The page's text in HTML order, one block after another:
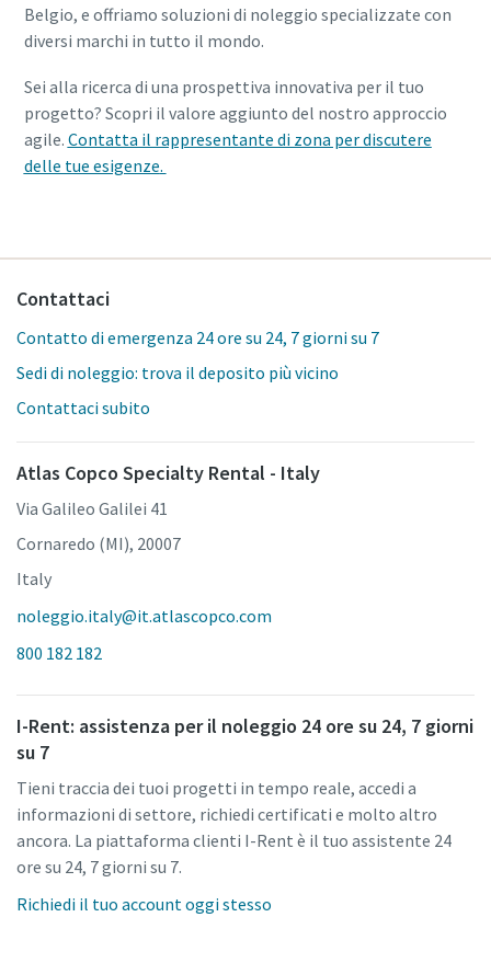
Belgio, e offriamo soluzioni di noleggio specializzate con
diversi marchi in tutto il mondo.
Sei alla ricerca di una prospettiva innovativa per il tuo
progetto? Scopri il valore aggiunto del nostro approccio
agile. Contatta il rappresentante di zona per discutere
delle tue esigenze.
Contattaci
Contatto di emergenza 24 ore su 24, 7 giorni su 7
Sedi di noleggio: trova il deposito più vicino
Contattaci subito
Atlas Copco Specialty Rental - Italy
Via Galileo Galilei 41
Cornaredo (MI), 20007
Italy
noleggio.italy@it.atlascopco.com
800 182 182
I-Rent: assistenza per il noleggio 24 ore su 24, 7 giorni
su 7
Tieni traccia dei tuoi progetti in tempo reale, accedi a
informazioni di settore, richiedi certificati e molto altro
ancora. La piattaforma clienti I-Rent è il tuo assistente 24
ore su 24, 7 giorni su 7.
Richiedi il tuo account oggi stesso